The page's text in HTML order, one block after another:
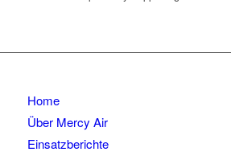
Home
Über Mercy Air
Einsatzberichte